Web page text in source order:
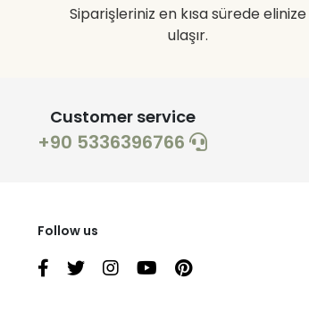
Siparişleriniz en kısa sürede elinize
ulaşır.
Customer service
+90 5336396766
Follow us